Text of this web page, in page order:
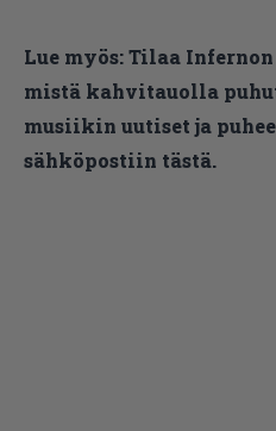
Lue myös:Tilaa
mistä kahvitauolla
musiikin uutiset ja
sähköpostiin tästä.